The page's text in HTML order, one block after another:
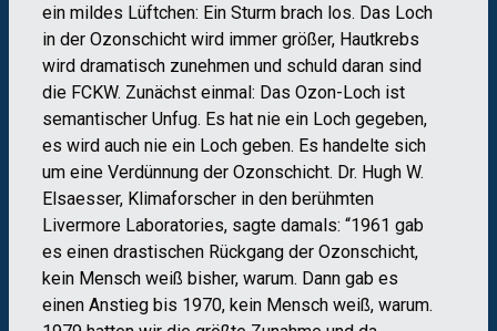
ein mildes Lüftchen: Ein Sturm brach los. Das Loch
in der Ozonschicht wird immer größer, Hautkrebs
wird dramatisch zunehmen und schuld daran sind
die FCKW. Zunächst einmal: Das Ozon-Loch ist
semantischer Unfug. Es hat nie ein Loch gegeben,
es wird auch nie ein Loch geben. Es handelte sich
um eine Verdünnung der Ozonschicht. Dr. Hugh W.
Elsaesser, Klimaforscher in den berühmten
Livermore Laboratories, sagte damals: “1961 gab
es einen drastischen Rückgang der Ozonschicht,
kein Mensch weiß bisher, warum. Dann gab es
einen Anstieg bis 1970, kein Mensch weiß, warum.